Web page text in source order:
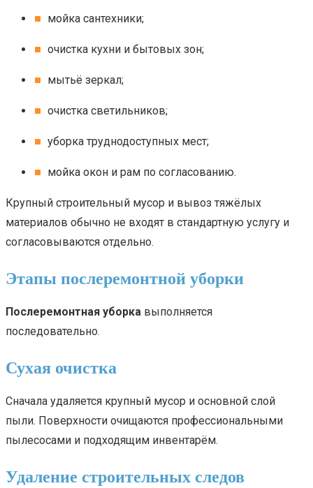
мойка сантехники;
очистка кухни и бытовых зон;
мытьё зеркал;
очистка светильников;
уборка труднодоступных мест;
мойка окон и рам по согласованию.
Крупный строительный мусор и вывоз тяжёлых
материалов обычно не входят в стандартную услугу и
согласовываются отдельно.
Этапы послеремонтной уборки
Послеремонтная уборка выполняется
последовательно.
Сухая очистка
Сначала удаляется крупный мусор и основной слой
пыли. Поверхности очищаются профессиональными
пылесосами и подходящим инвентарём.
Удаление строительных следов